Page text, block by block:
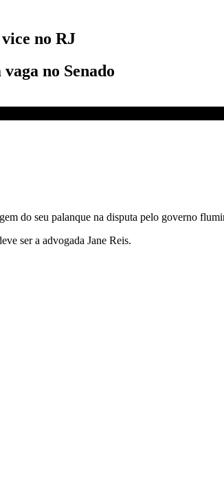
no RJ
no Senado
do seu palanque na disputa pelo governo
ser a advogada Jane Reis.